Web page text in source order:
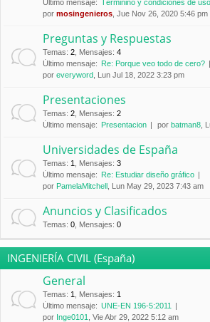
Último mensaje: Términino y condiciones de uso
por mosingenieros , Jue Nov 26, 2020 5:46 pm
Preguntas y Respuestas
Temas: 2 Mensajes: 4
Último mensaje: Re: Porque veo todo de cero?
por everyword , Lun Jul 18, 2022 3:23 pm
Presentaciones
Temas: 2 Mensajes: 2
Último mensaje: Presentacion por batman8 ,
Universidades de España
Temas: 1 Mensajes: 3
Último mensaje: Re: Estudiar diseño gráfico
por PamelaMitchell , Lun May 29, 2023 7:43 am
Anuncios y Clasificados
Temas: 0 Mensajes: 0
INGENIERÍA CIVIL (España)
General
Temas: 1 Mensajes: 1
Último mensaje: UNE-EN 196-5:2011
por Inge0101 , Vie Abr 29, 2022 5:12 am